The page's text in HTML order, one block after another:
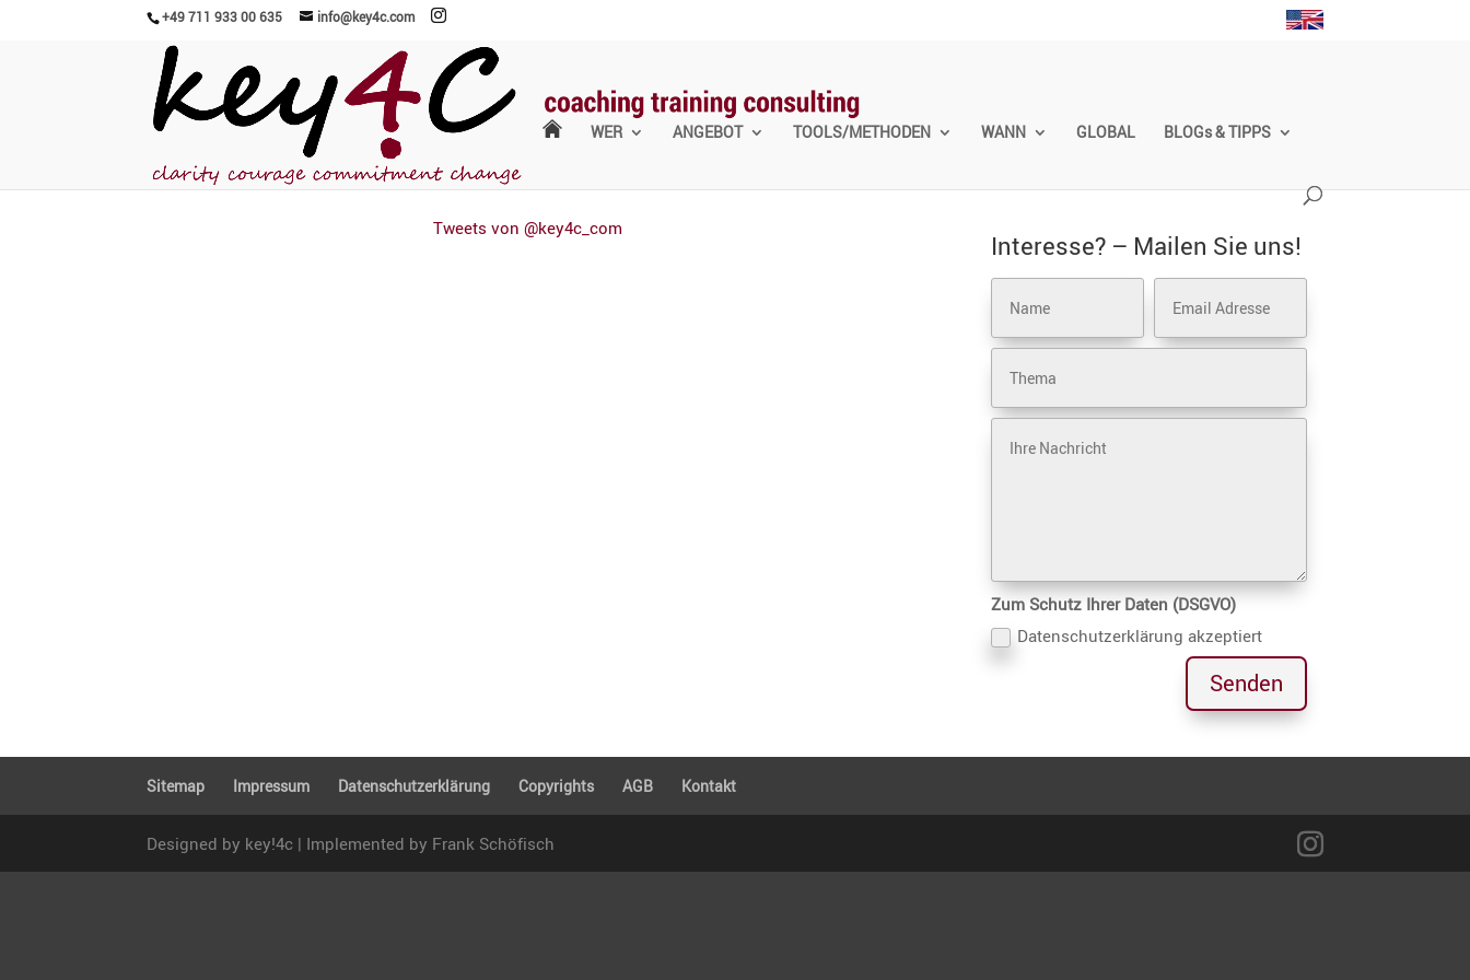
+49 711 933 00 635 info@key4c.com
WER ANGEBOT TOOLS/METHODEN WANN GLOBAL BLOGs & TIPPS
Tweets von @key4c_com
Inter­esse? – Mailen Sie uns!
Zum Schutz Ihrer Daten (DSGVO)
Daten­schutz­er­klä­rung akzeptiert
Senden
Sitemap Impressum Daten­schutz­er­klä­rung Copyrights AGB Kontakt
Designed by key!4c | Implemented by Frank Schöfisch